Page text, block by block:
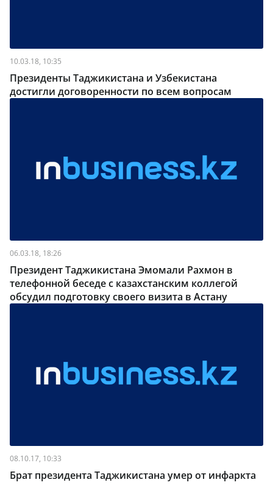
10.03.18, 10:35
Президенты Таджикистана и Узбекистана
достигли договоренности по всем вопросам
06.03.18, 18:26
Президент Таджикистана Эмомали Рахмон в
телефонной беседе с казахстанским коллегой
обсудил подготовку своего визита в Астану
08.10.17, 10:33
Брат президента Таджикистана умер от инфаркта